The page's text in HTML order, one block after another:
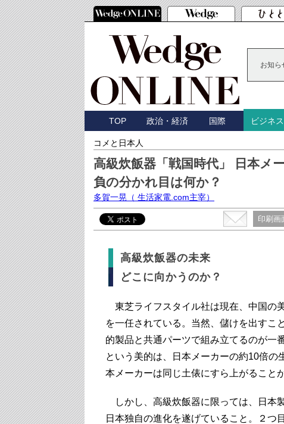
お知ら
TOP 政治・経済 国際 ビジネス
コメと日本人
高級炊飯器「戦国時代」 日本メ
負の分かれ目は何か？
多賀一晃 （ 生活家電.com主宰）
印刷画
高級炊飯器の未来
どこに向かうのか？
東芝ライフスタイル社は現在、中国の
を一任されている。当然、儲けを出すこ
的製品と共通パーツで組み立てるのが一
という美的は、日本メーカーの約10倍の
本メーカーは同じ土俵にすら上がること
しかし、高級炊飯器に限っては、日本
日本独自の進化を遂げていること。２つ